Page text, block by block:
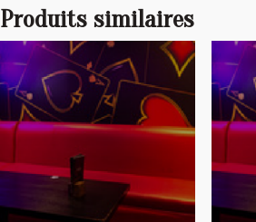
Produits similaires